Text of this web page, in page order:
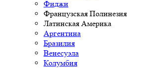
Фиджи
Французская Полинезия
Латинская Америка
Аргентина
Бразилия
Венесуэла
Колумбия